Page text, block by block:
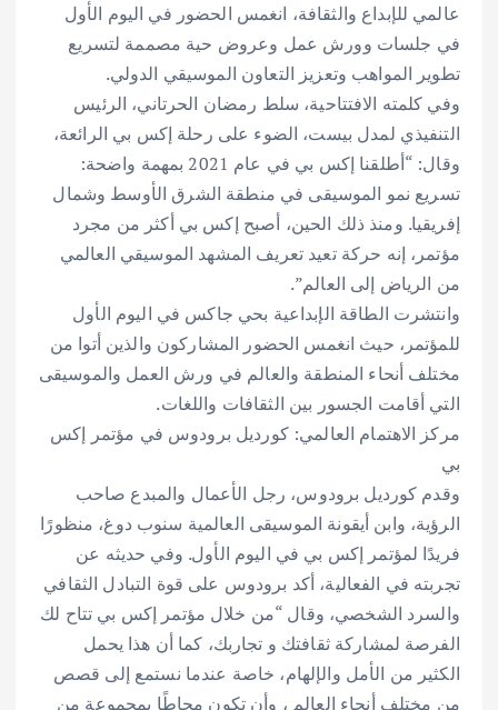
عالمي للإبداع والثقافة، انغمس الحضور في اليوم الأول
في جلسات وورش عمل وعروض حية مصممة لتسريع
تطوير المواهب وتعزيز التعاون الموسيقي الدولي.
وفي كلمته الافتتاحية، سلط رمضان الحرتاني، الرئيس
التنفيذي لمدل بيست، الضوء على رحلة إكس بي الرائعة،
وقال: “أطلقنا إكس بي في عام 2021 بمهمة واضحة:
تسريع نمو الموسيقى في منطقة الشرق الأوسط وشمال
إفريقيا. ومنذ ذلك الحين، أصبح إكس بي أكثر من مجرد
مؤتمر، إنه حركة تعيد تعريف المشهد الموسيقي العالمي
من الرياض إلى العالم”.
وانتشرت الطاقة الإبداعية بحي جاكس في اليوم الأول
للمؤتمر، حيث انغمس الحضور المشاركون والذين أتوا من
مختلف أنحاء المنطقة والعالم في ورش العمل والموسيقى
التي أقامت الجسور بين الثقافات واللغات.
مركز الاهتمام العالمي: كورديل برودوس في مؤتمر إكس
بي
وقدم كورديل برودوس، رجل الأعمال والمبدع صاحب
الرؤية، وابن أيقونة الموسيقى العالمية سنوب دوغ، منظورًا
فريدًا لمؤتمر إكس بي في اليوم الأول. وفي حديثه عن
تجربته في الفعالية، أكد برودوس على قوة التبادل الثقافي
والسرد الشخصي، وقال “من خلال مؤتمر إكس بي تتاح لك
الفرصة لمشاركة ثقافتك و تجاربك، كما أن هذا يحمل
الكثير من الأمل والإلهام، خاصة عندما نستمع إلى قصص
من مختلف أنحاء العالم ، وأن تكون محاطًا بمجموعة من